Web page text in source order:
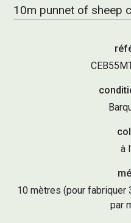
10m punnet of sheep
à
10 mètres (pour fabriquer
par